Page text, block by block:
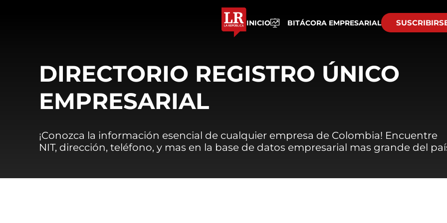
INICIO BITÁCORA EMPRESARIAL
DIRECTORIO REGISTRO ÚNICO
EMPRESARIAL
¡Conozca la información esencial de cualquier empresa de Colombia! Encuentre
NIT, dirección, teléfono, y mas en la base de datos empresarial mas grande del